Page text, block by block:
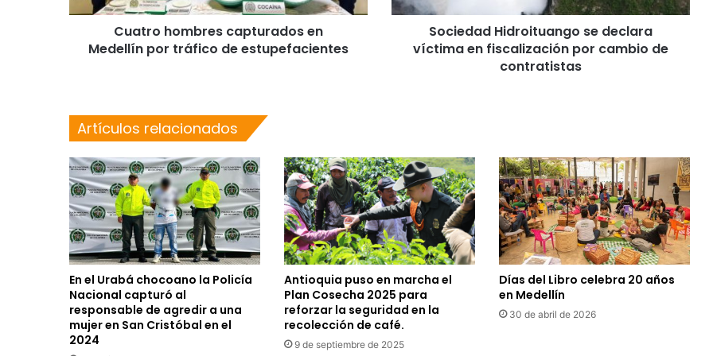
Cuatro hombres capturados en
Medellín por tráfico de estupefacientes
Sociedad Hidroituango se declara
víctima en fiscalización por cambio de
contratistas
Artículos relacionados
En el Urabá chocoano la Policía
Nacional capturó al
responsable de agredir a una
mujer en San Cristóbal en el
2024
Antioquia puso en marcha el
Plan Cosecha 2025 para
reforzar la seguridad en la
recolección de café.
9 de septiembre de 2025
Días del Libro celebra 20 años
en Medellín
30 de abril de 2026